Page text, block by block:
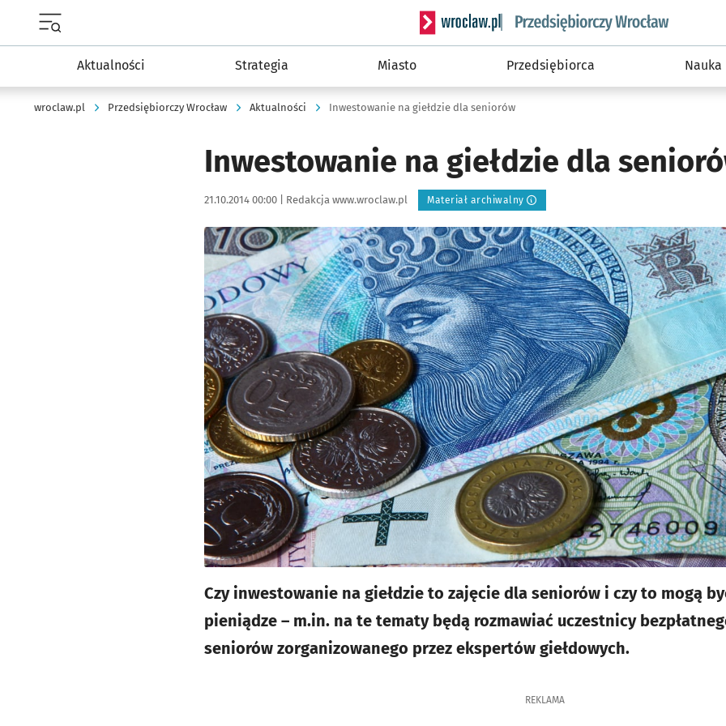
Serwis informacyjny wroclaw.pl podserwis:
Aktualności Strategia Miasto Przedsiębiorca Nauka
wroclaw.pl Przedsiębiorczy Wrocław Aktualności Inwestowanie na giełdzie dla seniorów
Inwestowanie na giełdzie dla
Data publikacji:
21.10.2014 00:00 | Autor:
Redakcja www.wroclaw.pl Materiał archiwalny
Kliknij, aby powiększyć
Czy inwestowanie na giełdzie to zajęcie dla seniorów i czy to mogą
pieniądze – m.in. na te tematy będą rozmawiać uczestnicy
seniorów zorganizowanego przez ekspertów giełdowych.
REKLAMA